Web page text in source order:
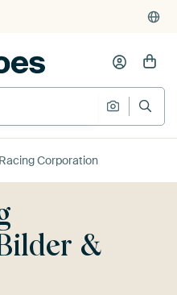
Suche
Corporation
&